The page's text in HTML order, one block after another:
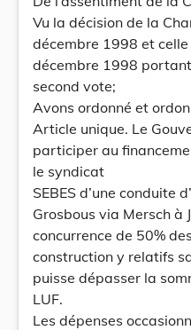
Vu la décision de la
décembre 1998 et celle
décembre 1998 portant
second vote;
Avons ordonné et
Article unique. Le
participer au
le syndicat
SEBES d’une conduite
Grosbous via Mersch à
concurrence de 50%
construction y relatifs
puisse dépasser la
LUF.
Les dépenses